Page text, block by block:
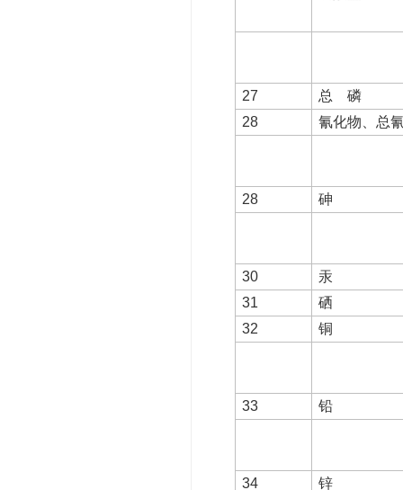
27
总 磷
28
氰化物、总
28 砷
30
汞
31
硒
32
铜
33 铅
34 锌